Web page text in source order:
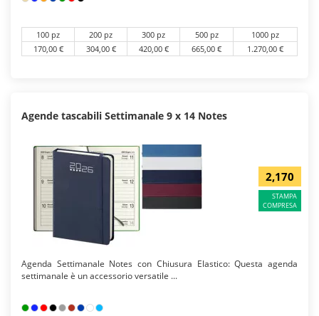
100 pz 200 pz 300 pz 500 pz
1000 pz
170,00 €
304,00 € 420,00 € 665,00 € 1.270,00 €
Agende tascabili Settimanale 9 x 14 Notes
2,170
STAMPA
COMPRESA
Agenda Settimanale Notes con Chiusura Elastico: Questa agenda
settimanale è un accessorio versatile ...